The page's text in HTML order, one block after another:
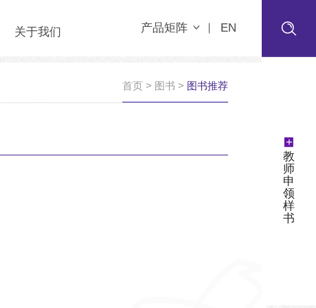
关于我们 产品矩阵 EN
+
教
师
申
领
样
书
首页 > 图书 > 图书推荐